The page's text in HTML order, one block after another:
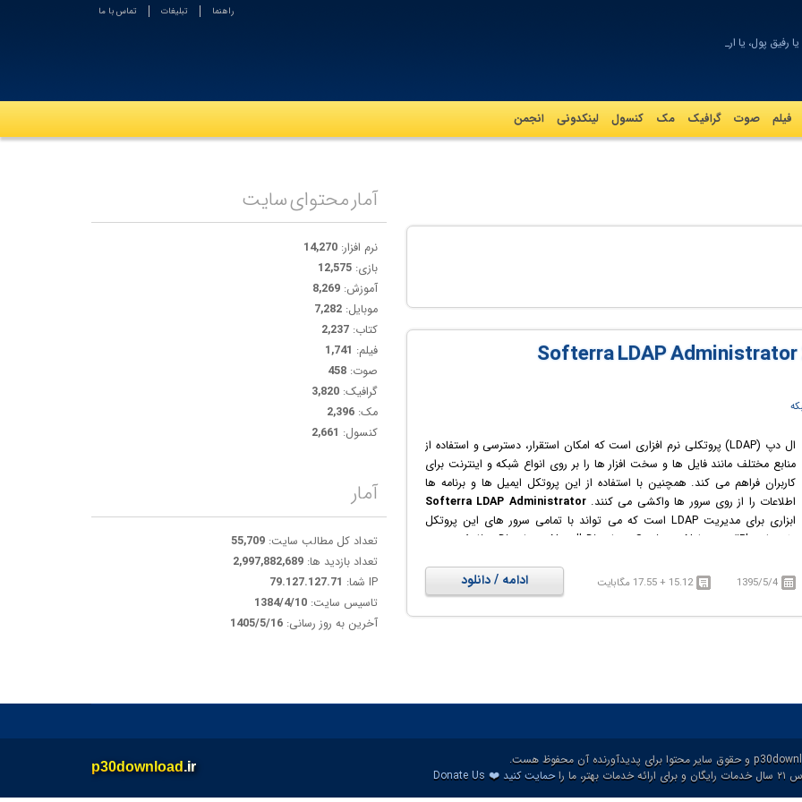
پول،‌ یا اربا_
راهنما تبلیغات تماس با ما
فیلم صوت گرافيک مک کنسول لینکدونی انجمن
ال دپ (LDAP) پروتکلی نرم افزاری است که امکان استقرار، دسترسی و استفاده از
منابع مختلف مانند فایل ها و سخت افزار ها را بر روی انواع شبکه و اینترنت برای
کاربران فراهم می کند. همچنین با استفاده از این پروتکل ایمیل ها و برنامه ها
اطلاعات را از روی سرور ها واکشی می کنند.Softerra LDAP Administrator
ابزاری برای مدیریت LDAP است که می تواند با تمامی سرور های این پروتکل
دهد بسیار کامل بوده و امکان انجام کلیه فرایند ها شامل جستجو در دایرکتوری، به
روز رسانی گروهی، مدیریت اعضای گروه، دستیابی به گزارش های سفارشی شده و
... را برای آن ها فراهم می کند. به علاوه کاربران می توانند داده های مربوط به
1395/5/4 15.12 + 17.55 مگابایت ادامه / دانلود
آمار محتوای سایت
نرم افزار: 14,270
بازی: 12,575
آموزش: 8,269
موبایل: 7,282
کتاب: 2,237
فیلم: 1,741
صوت: 458
گرافیک: 3,820
مک: 2,396
کنسول: 2,661
آمار
تعداد کل مطالب سایت: 55,709
تعداد بازدید ها: 2,997,882,689
IP شما:
79.127.127.71
تاسیس سایت: 1384/4/10
آخرین به روز رسانی: 1405/5/16
ما را حمایت کنید ❤️
p30download